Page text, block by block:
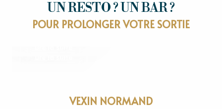
UN RESTO ? UN BAR ?
POUR PROLONGER VOTRE SORTIE
RESTAURANTS
OÙ SORTIR
VEXIN NORMAND